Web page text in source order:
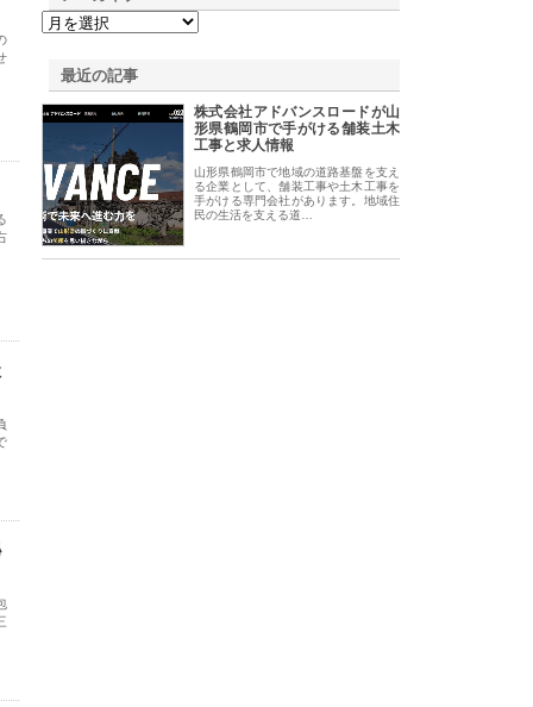
最近の記事
株式会社アドバンスロードが山
形県鶴岡市で手がける舗装土木
工事と求人情報
山形県鶴岡市で地域の道路基盤を支え
る企業として、舗装工事や土木工事を
手がける専門会社があります。地域住
民の生活を支える道…